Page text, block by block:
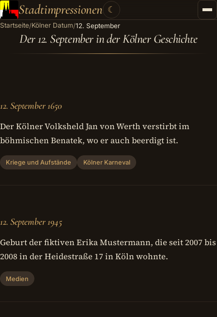
Stadtimpressionen
Startseite
Stadtführungen
Kontakt
Kategorien▾
☾
Startseite/Kölner Datum/12. September
Der 12. September in der Kölner Geschichte
12. September 1650
Der Kölner Volksheld Jan von Werth verstirbt im
böhmischen Benatek, wo er auch beerdigt ist.
Kriege und Aufstände Kölner Karneval
12. September 1945
Geburt der fiktiven Erika Mustermann, die seit 2007 bis
2008 in der Heidestraße 17 in Köln wohnte.
Medien